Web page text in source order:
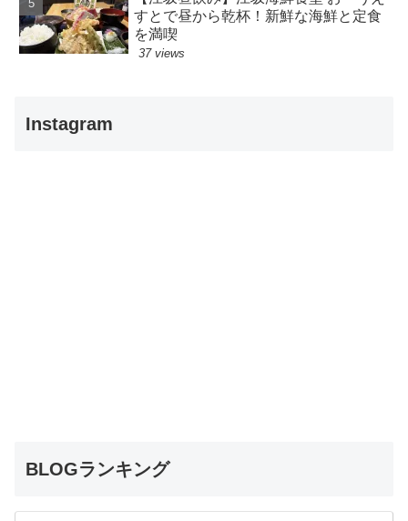
すとで昼から乾杯！新鮮な海鮮と定食
を満喫
37 views
Instagram
BLOGランキング